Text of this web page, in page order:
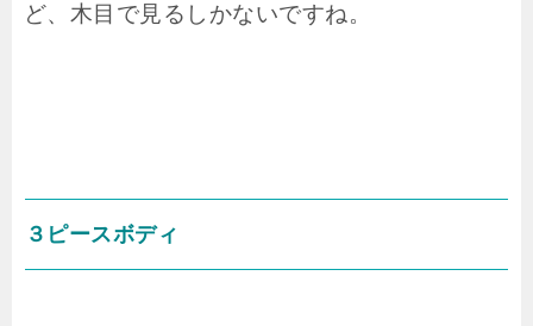
ど、木目で見るしかないですね。
３ピースボディ